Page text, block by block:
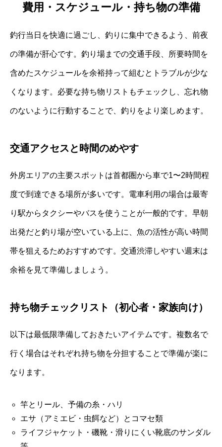
費用・スケジュール・持ち物の準備
釣行当日を快適に過ごし、釣りに集中できるよう、前夜
の準備が肝心です。釣り場までの交通手段、所要時間を
含めたスケジュールを余裕持って組むとトラブルが少な
くなります。必要な持ち物リストもチェックし、忘れ物
のないように行動することで、釣りをより楽しめます。
交通アクセスと時間のめやす
外房エリアの主要スポットは首都圏から車で1〜2時間程
度で到達できる場所が多いです。電車利用の場合は最寄
り駅からタクシーやバスを使うことが一般的です。早朝
出発だと釣り場が空いている上に、魚の活性が高い時間
帯を狙えるためおすすめです。交通渋滞しやすい週末は
余裕を見て準備しましょう。
持ち物チェックリスト（初心者・家族向け）
以下は最低限準備しておきたいアイテムです。複数名で
行く場合はそれぞれ持ち物を分担することで準備が楽に
なります。
竿とリール、予備の糸・ハリ
エサ（アミエビ・虫餌など）とコマセ類
ライフジャケット・磯靴・滑りにくい靴底のサンダル